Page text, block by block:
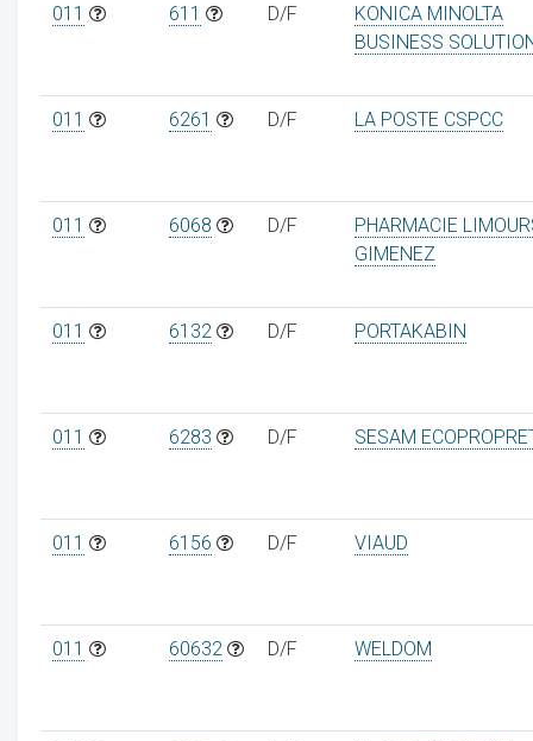
011 611 D/F
KONICA MINOLTA
BUSINESS
011 6261 D/F LA POSTE CSPCC
011 6068 D/F
PHARMACIE
GIMENEZ
011 6132 D/F PORTAKABIN
011 6283 D/F SESAM
011 6156 D/F VIAUD
011 60632 D/F WELDOM